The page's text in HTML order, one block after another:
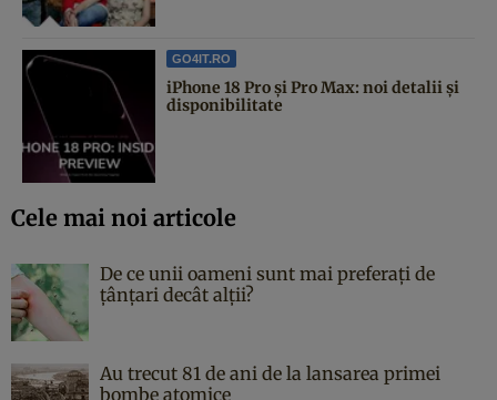
GO4IT.RO
iPhone 18 Pro și Pro Max: noi detalii și
disponibilitate
Cele mai noi articole
De ce unii oameni sunt mai preferați de
țânțari decât alții?
Au trecut 81 de ani de la lansarea primei
bombe atomice